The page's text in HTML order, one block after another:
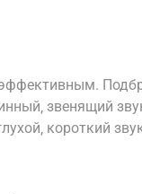
звенящий
короткий